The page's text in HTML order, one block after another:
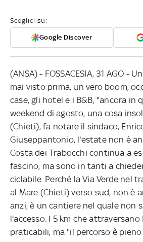
Sceglici su:
Google Discover
(ANSA) - FOSSACESIA, 31 AGO -
mai visto prima, un vero boom,
case, gli hotel e i B&B, "ancora in
weekend di agosto, una cosa
(Chieti), fa notare il sindaco,
Giuseppantonio, l'estate non è
Costa dei Trabocchi continua a
fascino, ma sono in tanti a
ciclabile. Perché la Via Verde nel
al Mare (Chieti) verso sud, non è
anzi, è un cantiere nel quale non
l'accesso. I 5 km che attraversano
praticabili, ma "il percorso è